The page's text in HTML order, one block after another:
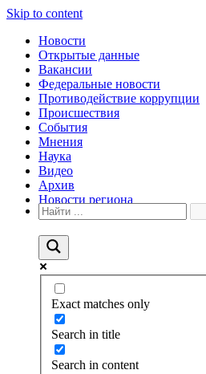
Skip to content
Новости
Открытые данные
Вакансии
Федеральные новости
Противодействие коррупции
Происшествия
События
Мнения
Наука
Видео
Архив
Новости региона
Exact matches only
Search in title
Search in content